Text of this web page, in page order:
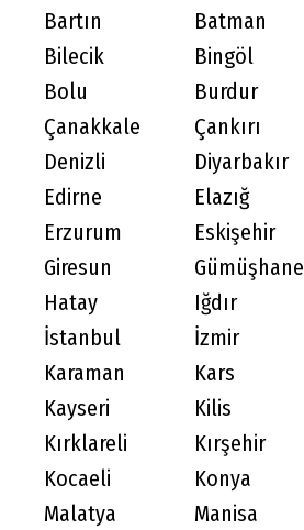
Bartın
Batman
Bilecik
Bingöl
Bolu
Burdur
Çanakkale
Çankırı
Denizli
Diyarbakır
Edirne
Elazığ
Erzurum
Eskişehir
Giresun
Gümüşhane
Hatay
Iğdır
İstanbul
İzmir
Karaman
Kars
Kayseri
Kilis
Kırklareli
Kırşehir
Kocaeli
Konya
Malatya
Manisa